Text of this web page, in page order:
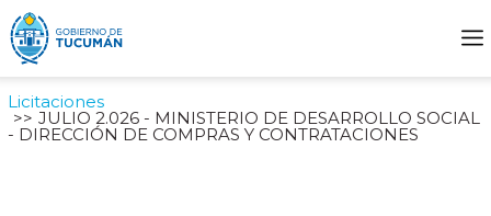
Licitaciones
JULIO 2.026 - MINISTERIO DE DESARROLLO SOCIAL
- DIRECCIÓN DE COMPRAS Y CONTRATACIONES